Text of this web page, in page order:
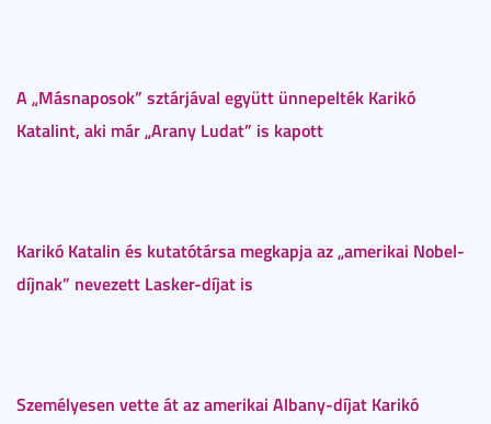
A „Másnaposok” sztárjával együtt ünnepelték Karikó
Katalint, aki már „Arany Ludat” is kapott
Karikó Katalin és kutatótársa megkapja az „amerikai Nobel-
díjnak” nevezett Lasker-díjat is
Személyesen vette át az amerikai Albany-díjat Karikó